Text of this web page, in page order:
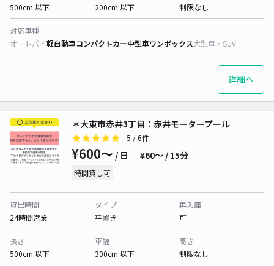
500cm 以下
200cm 以下
制限なし
対応車種
オートバイ軽自動車コンパクトカー中型車ワンボックス大型車・SUV
詳細へ
＊大東市赤井3丁目：赤井モータープール
5 / 6件
¥600〜 / 日 ¥60〜 / 15分
時間貸し可
貸出時間
24時間営業
タイプ
平置き
再入庫
可
長さ
500cm 以下
車幅
300cm 以下
高さ
制限なし